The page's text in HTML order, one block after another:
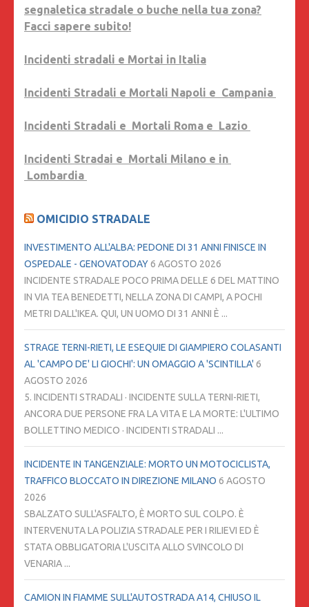
segnaletica stradale o buche nella tua zona?
Facci sapere subito!
Incidenti stradali e Mortai in Italia
Incidenti Stradali e Mortali Napoli e Campania
Incidenti Stradali e Mortali Roma e Lazio
Incidenti Stradai e Mortali Milano e in
Lombardia
OMICIDIO STRADALE
INVESTIMENTO ALL'ALBA: PEDONE DI 31 ANNI FINISCE IN
OSPEDALE - GENOVATODAY6 AGOSTO 2026
INCIDENTE STRADALE POCO PRIMA DELLE 6 DEL MATTINO
IN VIA TEA BENEDETTI, NELLA ZONA DI CAMPI, A POCHI
METRI DALL'IKEA. QUI, UN UOMO DI 31 ANNI È ...
STRAGE TERNI-RIETI, LE ESEQUIE DI GIAMPIERO COLASANTI
AL 'CAMPO DE' LI GIOCHI': UN OMAGGIO A 'SCINTILLA' 6
AGOSTO 2026
5. INCIDENTI STRADALI · INCIDENTE SULLA TERNI-RIETI,
ANCORA DUE PERSONE FRA LA VITA E LA MORTE: L'ULTIMO
BOLLETTINO MEDICO · INCIDENTI STRADALI ...
INCIDENTE IN TANGENZIALE: MORTO UN MOTOCICLISTA,
TRAFFICO BLOCCATO IN DIREZIONE MILANO 6 AGOSTO
2026
SBALZATO SULL'ASFALTO, È MORTO SUL COLPO. È
INTERVENUTA LA POLIZIA STRADALE PER I RILIEVI ED È
STATA OBBLIGATORIA L'USCITA ALLO SVINCOLO DI
VENARIA ...
CAMION IN FIAMME SULL'AUTOSTRADA A14, CHIUSO IL